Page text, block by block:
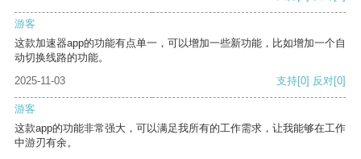
游客
这款加速器app的功能有点单一，可以增加一些新功能，比如增加一个自
动切换线路的功能。
2025-11-03
支持[0] 反对[0]
游客
这款app的功能非常强大，可以满足我所有的工作需求，让我能够在工作
中游刃有余。